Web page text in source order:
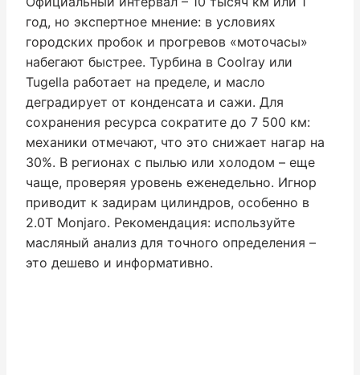
год, но экспертное мнение: в условиях
городских пробок и прогревов «моточасы»
набегают быстрее. Турбина в Coolray или
Tugella работает на пределе, и масло
деградирует от конденсата и сажи. Для
сохранения ресурса сократите до 7 500 км:
механики отмечают, что это снижает нагар на
30%. В регионах с пылью или холодом – еще
чаще, проверяя уровень еженедельно. Игнор
приводит к задирам цилиндров, особенно в
2.0T Monjaro. Рекомендация: используйте
масляный анализ для точного определения –
это дешево и информативно.